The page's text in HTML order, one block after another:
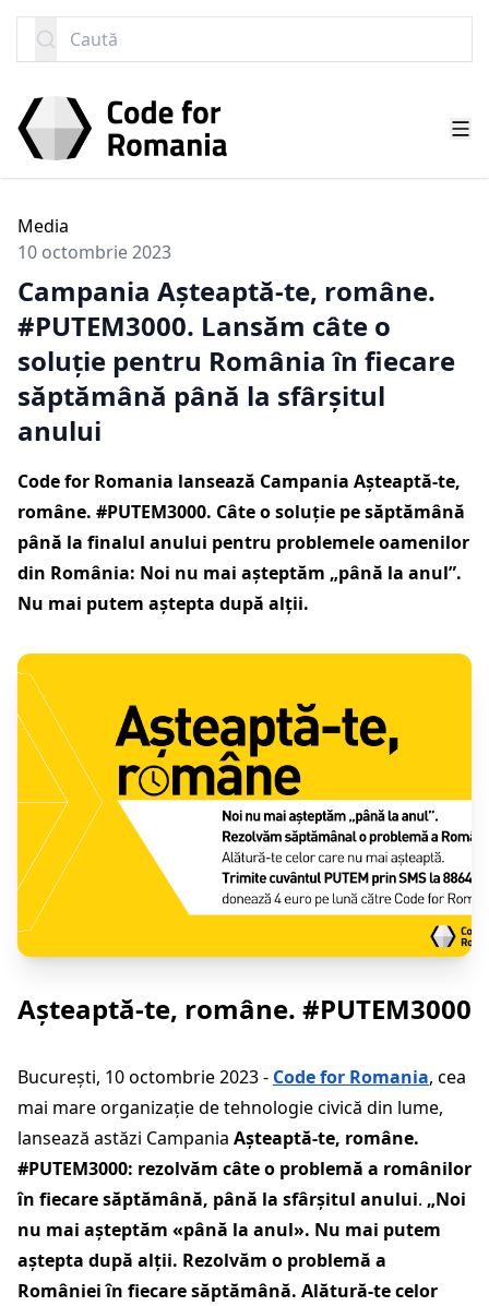
Caută
Media
10 octombrie 2023
Campania Așteaptă-te, române.
#PUTEM3000. Lansăm câte o
soluție pentru România în fiecare
săptămână până la sfârșitul
anului
Code for Romania lansează Campania Așteaptă-te,
române. #PUTEM3000. Câte o soluție pe săptămână
până la finalul anului pentru problemele oamenilor
din România: Noi nu mai așteptăm „până la anul”.
Nu mai putem aștepta după alții.
Așteaptă-te, române. #PUTEM3000
București, 10 octombrie 2023 - Code for Romania, cea
mai mare organizație de tehnologie civică din lume,
lansează astăzi Campania Așteaptă-te, române.
#PUTEM3000: rezolvăm câte o problemă a românilor
în fiecare săptămână, până la sfârșitul anului. „Noi
nu mai așteptăm «până la anul». Nu mai putem
aștepta după alții. Rezolvăm o problemă a
României în fiecare săptămână. Alătură-te celor